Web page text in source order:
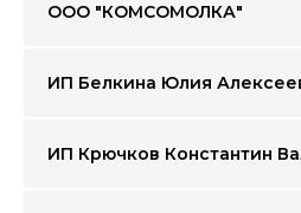
ООО "КОМСОМОЛКА"
ИП Белкина Юлия
ИП Крючков Константин